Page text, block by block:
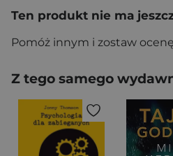
Ten produkt nie ma
Pomóż innym i zostaw
Z tego samego